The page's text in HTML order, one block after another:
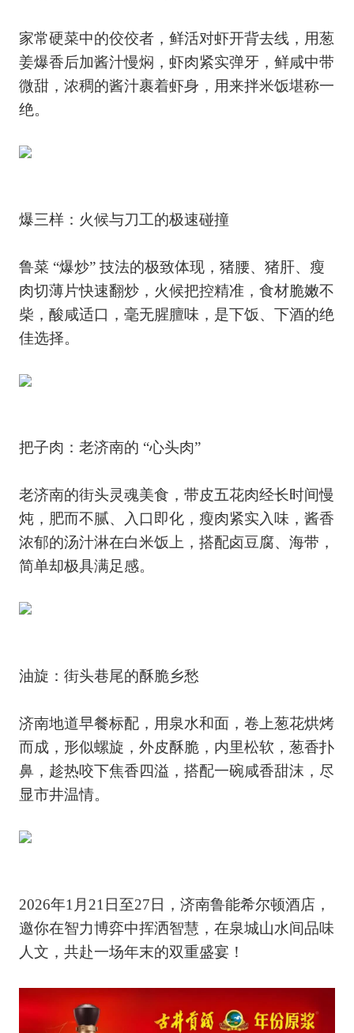
家常硬菜中的佼佼者，鲜活对虾开背去线，用葱
姜爆香后加酱汁慢焖，虾肉紧实弹牙，鲜咸中带
微甜，浓稠的酱汁裹着虾身，用来拌米饭堪称一
绝。
爆三样：火候与刀工的极速碰撞
鲁菜 “爆炒” 技法的极致体现，猪腰、猪肝、瘦
肉切薄片快速翻炒，火候把控精准，食材脆嫩不
柴，酸咸适口，毫无腥膻味，是下饭、下酒的绝
佳选择。
把子肉：老济南的 “心头肉”
老济南的街头灵魂美食，带皮五花肉经长时间慢
炖，肥而不腻、入口即化，瘦肉紧实入味，酱香
浓郁的汤汁淋在白米饭上，搭配卤豆腐、海带，
简单却极具满足感。
油旋：街头巷尾的酥脆乡愁
济南地道早餐标配，用泉水和面，卷上葱花烘烤
而成，形似螺旋，外皮酥脆，内里松软，葱香扑
鼻，趁热咬下焦香四溢，搭配一碗咸香甜沫，尽
显市井温情。
2026年1月21日至27日，济南鲁能希尔顿酒店，
邀你在智力博弈中挥洒智慧，在泉城山水间品味
人文，共赴一场年末的双重盛宴！